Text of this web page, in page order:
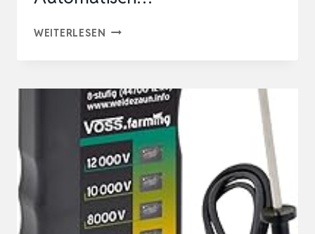
WEITERLESEN SK-
MPPT
LEISTUNGSTESTER
FÜR
PHOTOVOLTAIKMODULE,
1000
W,
80